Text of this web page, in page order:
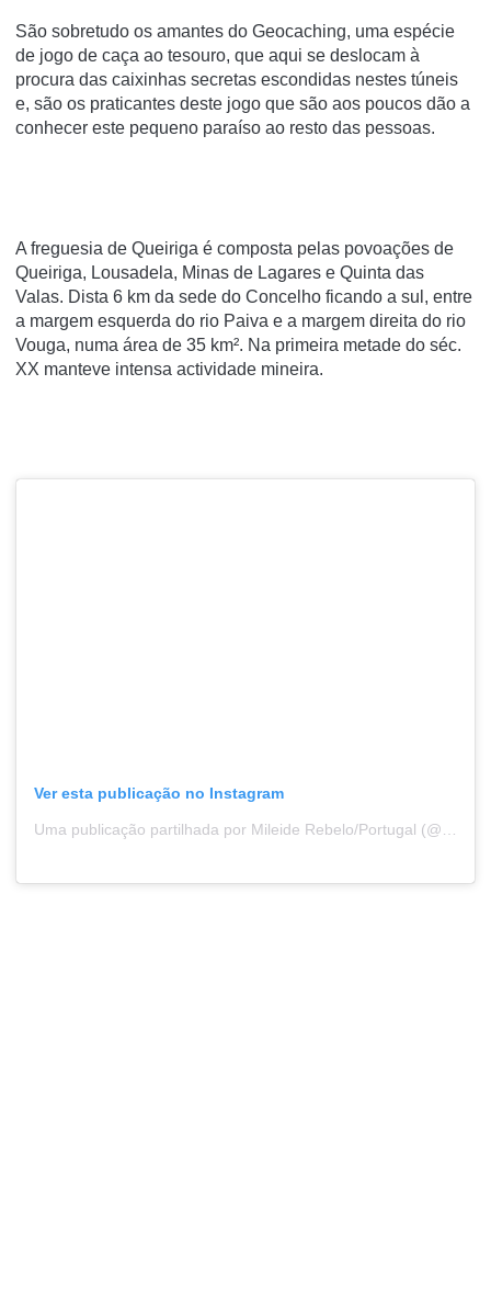
São sobretudo os amantes do Geocaching, uma espécie
de jogo de caça ao tesouro, que aqui se deslocam à
procura das caixinhas secretas escondidas nestes túneis
e, são os praticantes deste jogo que são aos poucos dão a
conhecer este pequeno paraíso ao resto das pessoas.
A freguesia de Queiriga é composta pelas povoações de
Queiriga, Lousadela, Minas de Lagares e Quinta das
Valas. Dista 6 km da sede do Concelho ficando a sul, entre
a margem esquerda do rio Paiva e a margem direita do rio
Vouga, numa área de 35 km². Na primeira metade do séc.
XX manteve intensa actividade mineira.
Ver esta publicação no Instagram